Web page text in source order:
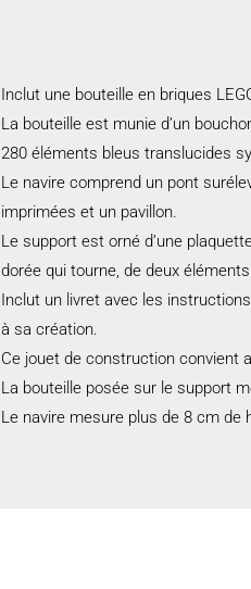
Inclut une bouteille en briques
La bouteille est munie d’un
280 éléments bleus translucides
Le navire comprend un pont
imprimées et un pavillon.
Le support est orné d’une
dorée qui tourne, de deux
Inclut un livret avec les
à sa création.
Ce jouet de construction convient
La bouteille posée sur le support
Le navire mesure plus de 8 cm de